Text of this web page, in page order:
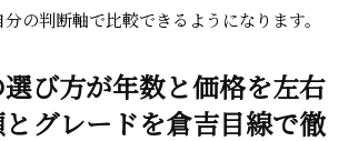
分の判断軸で比較できるようになります。
び方が年数と価格を左右
グレードを倉吉目線で徹